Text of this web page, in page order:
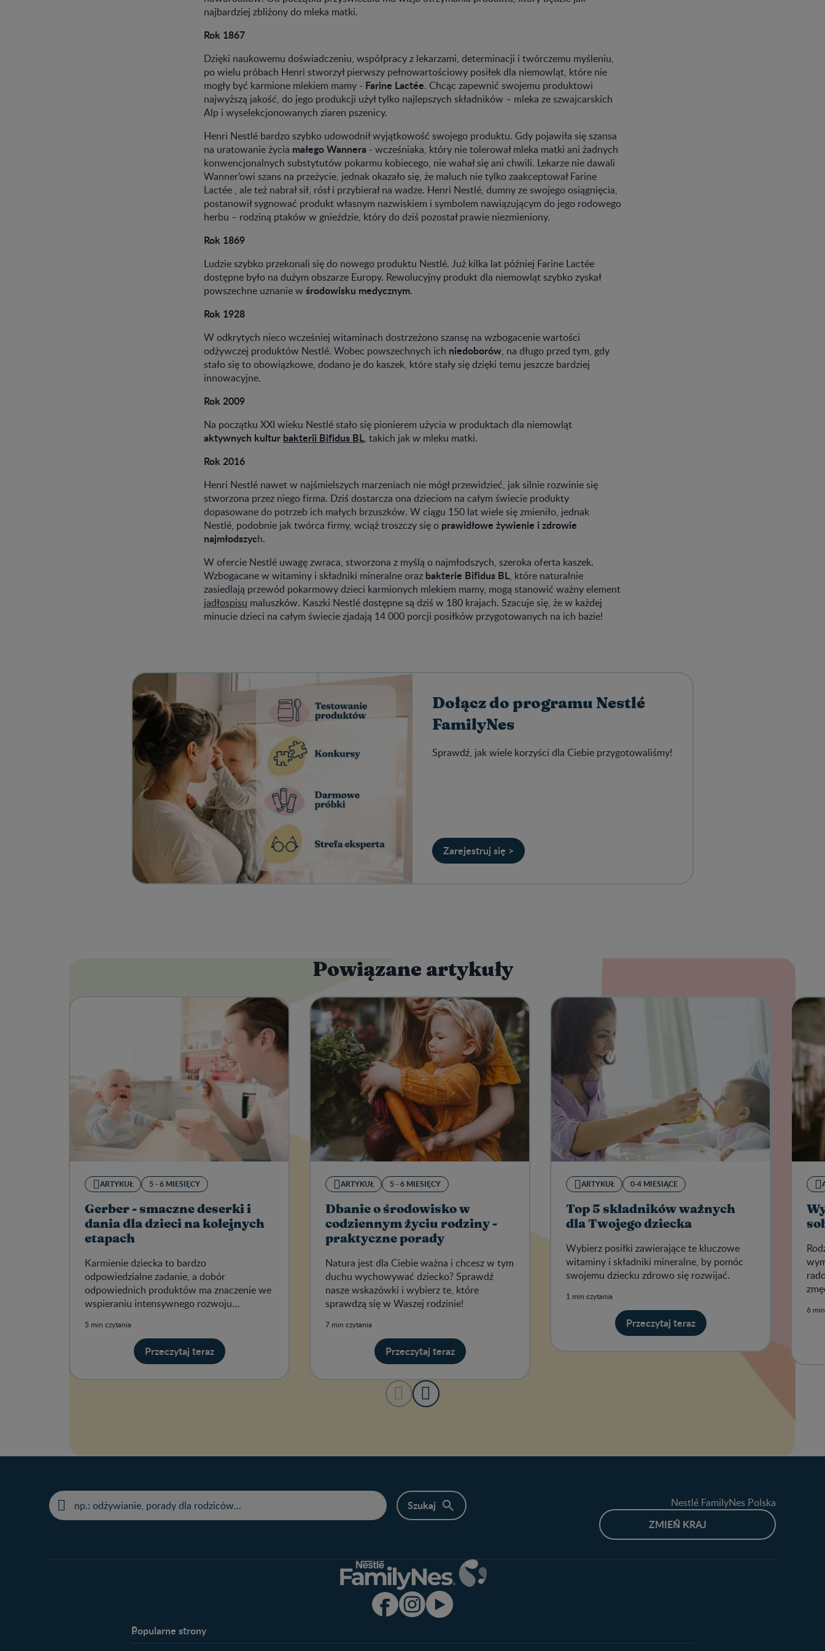
najbardziej zbliżony do mleka matki.
Rok 1867
Dzięki naukowemu doświadczeniu, współpracy z lekarzami, determinacji i twórczemu myśleniu,
po wielu próbach Henri stworzył pierwszy pełnowartościowy posiłek dla niemowląt, które nie
mogły być karmione mlekiem mamy - Farine Lactée. Chcąc zapewnić swojemu produktowi
najwyższą jakość, do jego produkcji użył tylko najlepszych składników – mleka ze szwajcarskich
Alp i wyselekcjonowanych ziaren pszenicy.
Henri Nestlé bardzo szybko udowodnił wyjątkowość swojego produktu. Gdy pojawiła się szansa
na uratowanie życia małego Wannera- wcześniaka, który nie tolerował mleka matki ani żadnych
konwencjonalnych substytutów pokarmu kobiecego, nie wahał się ani chwili. Lekarze nie dawali
Wanner’owi szans na przeżycie, jednak okazało się, że maluch nie tylko zaakceptował Farine
Lactée , ale też nabrał sił, rósł i przybierał na wadze. Henri Nestlé, dumny ze swojego osiągnięcia,
postanowił sygnować produkt własnym nazwiskiem i symbolem nawiązującym do jego rodowego
herbu – rodziną ptaków w gnieździe, który do dziś pozostał prawie niezmieniony.
Rok 1869
Ludzie szybko przekonali się do nowego produktu Nestlé. Już kilka lat później Farine Lactée
dostępne było na dużym obszarze Europy. Rewolucyjny produkt dla niemowląt szybko zyskał
powszechne uznanie w środowisku medycznym.
Rok 1928
W odkrytych nieco wcześniej witaminach dostrzeżono szansę na wzbogacenie wartości
odżywczej produktów Nestlé. Wobec powszechnych ich niedoborów, na długo przed tym, gdy
stało się to obowiązkowe, dodano je do kaszek, które stały się dzięki temu jeszcze bardziej
innowacyjne.
Rok 2009
Na początku XXI wieku Nestlé stało się pionierem użycia w produktach dla niemowląt
aktywnych kultur bakterii Bifidus BL, takich jak w mleku matki.
Rok 2016
Henri Nestlé nawet w najśmielszych marzeniach nie mógł przewidzieć, jak silnie rozwinie się
stworzona przez niego firma. Dziś dostarcza ona dzieciom na całym świecie produkty
dopasowane do potrzeb ich małych brzuszków. W ciągu 150 lat wiele się zmieniło, jednak
Nestlé, podobnie jak twórca firmy, wciąż troszczy się o prawidłowe żywienie i zdrowie
najmłodszych.
W ofercie Nestlé uwagę zwraca, stworzona z myślą o najmłodszych, szeroka oferta kaszek.
Wzbogacane w witaminy i składniki mineralne oraz bakterie Bifidus BL, które naturalnie
zasiedlają przewód pokarmowy dzieci karmionych mlekiem mamy, mogą stanowić ważny element
jadłospisu maluszków. Kaszki Nestlé dostępne są dziś w 180 krajach. Szacuje się, że w każdej
minucie dzieci na całym świecie zjadają 14 000 porcji posiłków przygotowanych na ich bazie!
Dołącz do programu Nestlé
FamilyNes
Sprawdź, jak wiele korzyści dla Ciebie przygotowaliśmy!
Zarejestruj się >
Powiązane artykuły
ARTYKUŁ 5 - 6 MIESIĘCY
Gerber - smaczne deserki i
dania dla dzieci na kolejnych
etapach
Karmienie dziecka to bardzo
odpowiedzialne zadanie, a dobór
odpowiednich produktów ma znaczenie we
wspieraniu intensywnego rozwoju
5 min czytania
Przeczytaj teraz
ARTYKUŁ 5 - 6 MIESIĘCY
Dbanie o środowisko w
codziennym życiu rodziny -
praktyczne porady
Natura jest dla Ciebie ważna i chcesz w tym
duchu wychowywać dziecko? Sprawdź
nasze wskazówki i wybierz te, które
sprawdzą się w Waszej rodzinie!
7 min czytania
Przeczytaj teraz
ARTYKUŁ 0-4 MIESIĄCE
Top 5 składników ważnych
dla Twojego dziecka
Wybierz posiłki zawierające te kluczowe
witaminy i składniki mineralne, by pomóc
swojemu dziecku zdrowo się rozwijać.
1 min czytania
Przeczytaj teraz
6
Nestlé FamilyNes Polska
ZMIEŃ KRAJ
Popularne strony​